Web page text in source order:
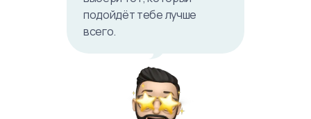
подойдёт тебе лучше
всего.